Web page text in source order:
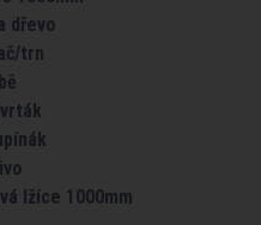
dřevo
trn
lžíce 1000mm